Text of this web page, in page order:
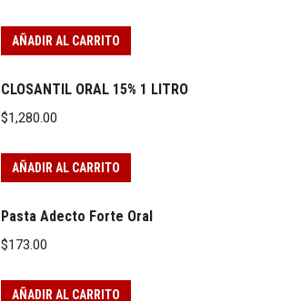
AÑADIR AL CARRITO
CLOSANTIL ORAL 15% 1 LITRO
$1,280.00
AÑADIR AL CARRITO
Pasta Adecto Forte Oral
$173.00
AÑADIR AL CARRITO